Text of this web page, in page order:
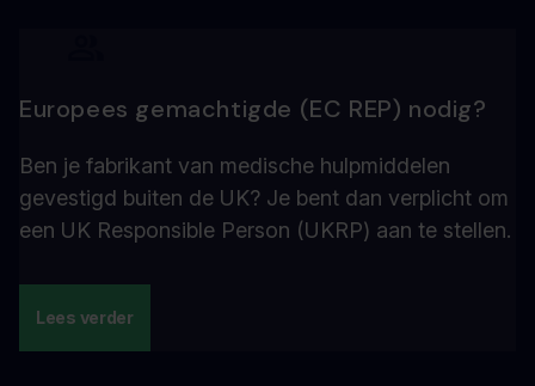
Europees gemachtigde (EC REP) nodig?
Ben je fabrikant van medische hulpmiddelen
gevestigd buiten de UK? Je bent dan verplicht om
een UK Responsible Person (UKRP) aan te stellen.
Lees verder